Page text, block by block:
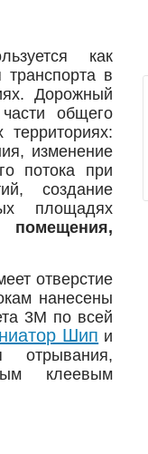
как
транспорта в
Дорожный
общего
изменение
потока при
создание
площадях
отверстие
нанесены
3М по всей
Шип и
клеевым